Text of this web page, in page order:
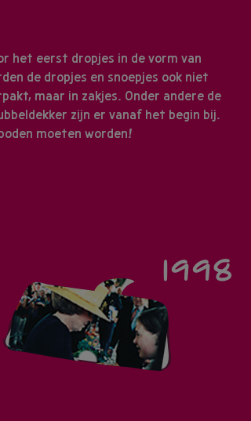
het eerst dropjes in de vorm van
de dropjes en snoepjes ook niet
maar in zakjes. Onder andere de
zijn er vanaf het begin bij.
moeten worden!
1998